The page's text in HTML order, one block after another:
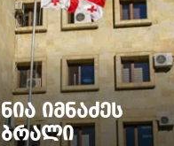
ნია იმნაძეს
ბრალი